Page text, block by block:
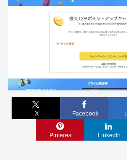
X Facebook
Pinterest LinkedIn